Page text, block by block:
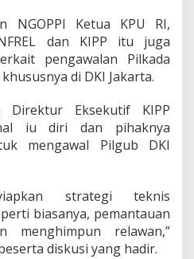
NGOPPI Ketua KPU RI,
dan KIPP itu juga
pengawalan Pilkada
di DKI Jakarta.
Direktur Eksekutif KIPP
iu diri dan pihaknya
mengawal Pilgub DKI
strategi teknis
biasanya, pemantauan
menghimpun relawan,”
diskusi yang hadir.